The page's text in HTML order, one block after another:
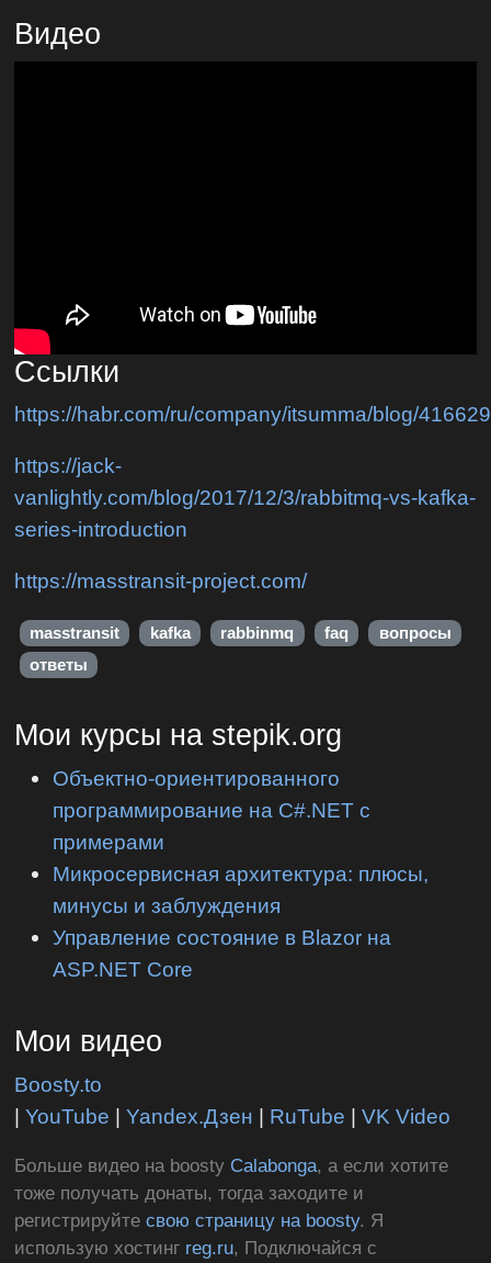
Видео
Ссылки
https://habr.com/ru/company/itsumma/blog/
https://jack-
vanlightly.com/blog/2017/12/3/rabbitmq-vs-kafka-
series-introduction
https://masstransit-project.com/
masstransit kafka rabbinmq faq
вопросы
ответы
Мои курсы на stepik.org
Объектно-ориентированного
программирование на C#.NET с
примерами
Микросервисная архитектура: плюсы,
минусы и заблуждения
Управление состояние в Blazor на
ASP.NET Core
Мои видео
Boosty.to
|YouTube |Yandex.Дзен | RuTube |VK Video
Больше видео на boosty Calabonga, а если хотите
тоже получать донаты, тогда заходите и
регистрируйтесвою страницу на boosty. Я
использую хостинг reg.ru, Подключайся с